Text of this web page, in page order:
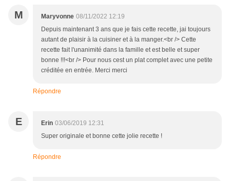
M Maryvonne 08/11/2022 12:19
Depuis maintenant 3 ans que je fais cette recette, jai toujours
autant de plaisir à la cuisiner et à la manger.<br /> Cette
recette fait l'unanimité dans la famille et est belle et super
bonne !!!<br /> Pour nous cest un plat complet avec une petite
créditée en entrée. Merci merci
Répondre
E Erin 03/06/2019 12:31
Super originale et bonne cette jolie recette !
Répondre